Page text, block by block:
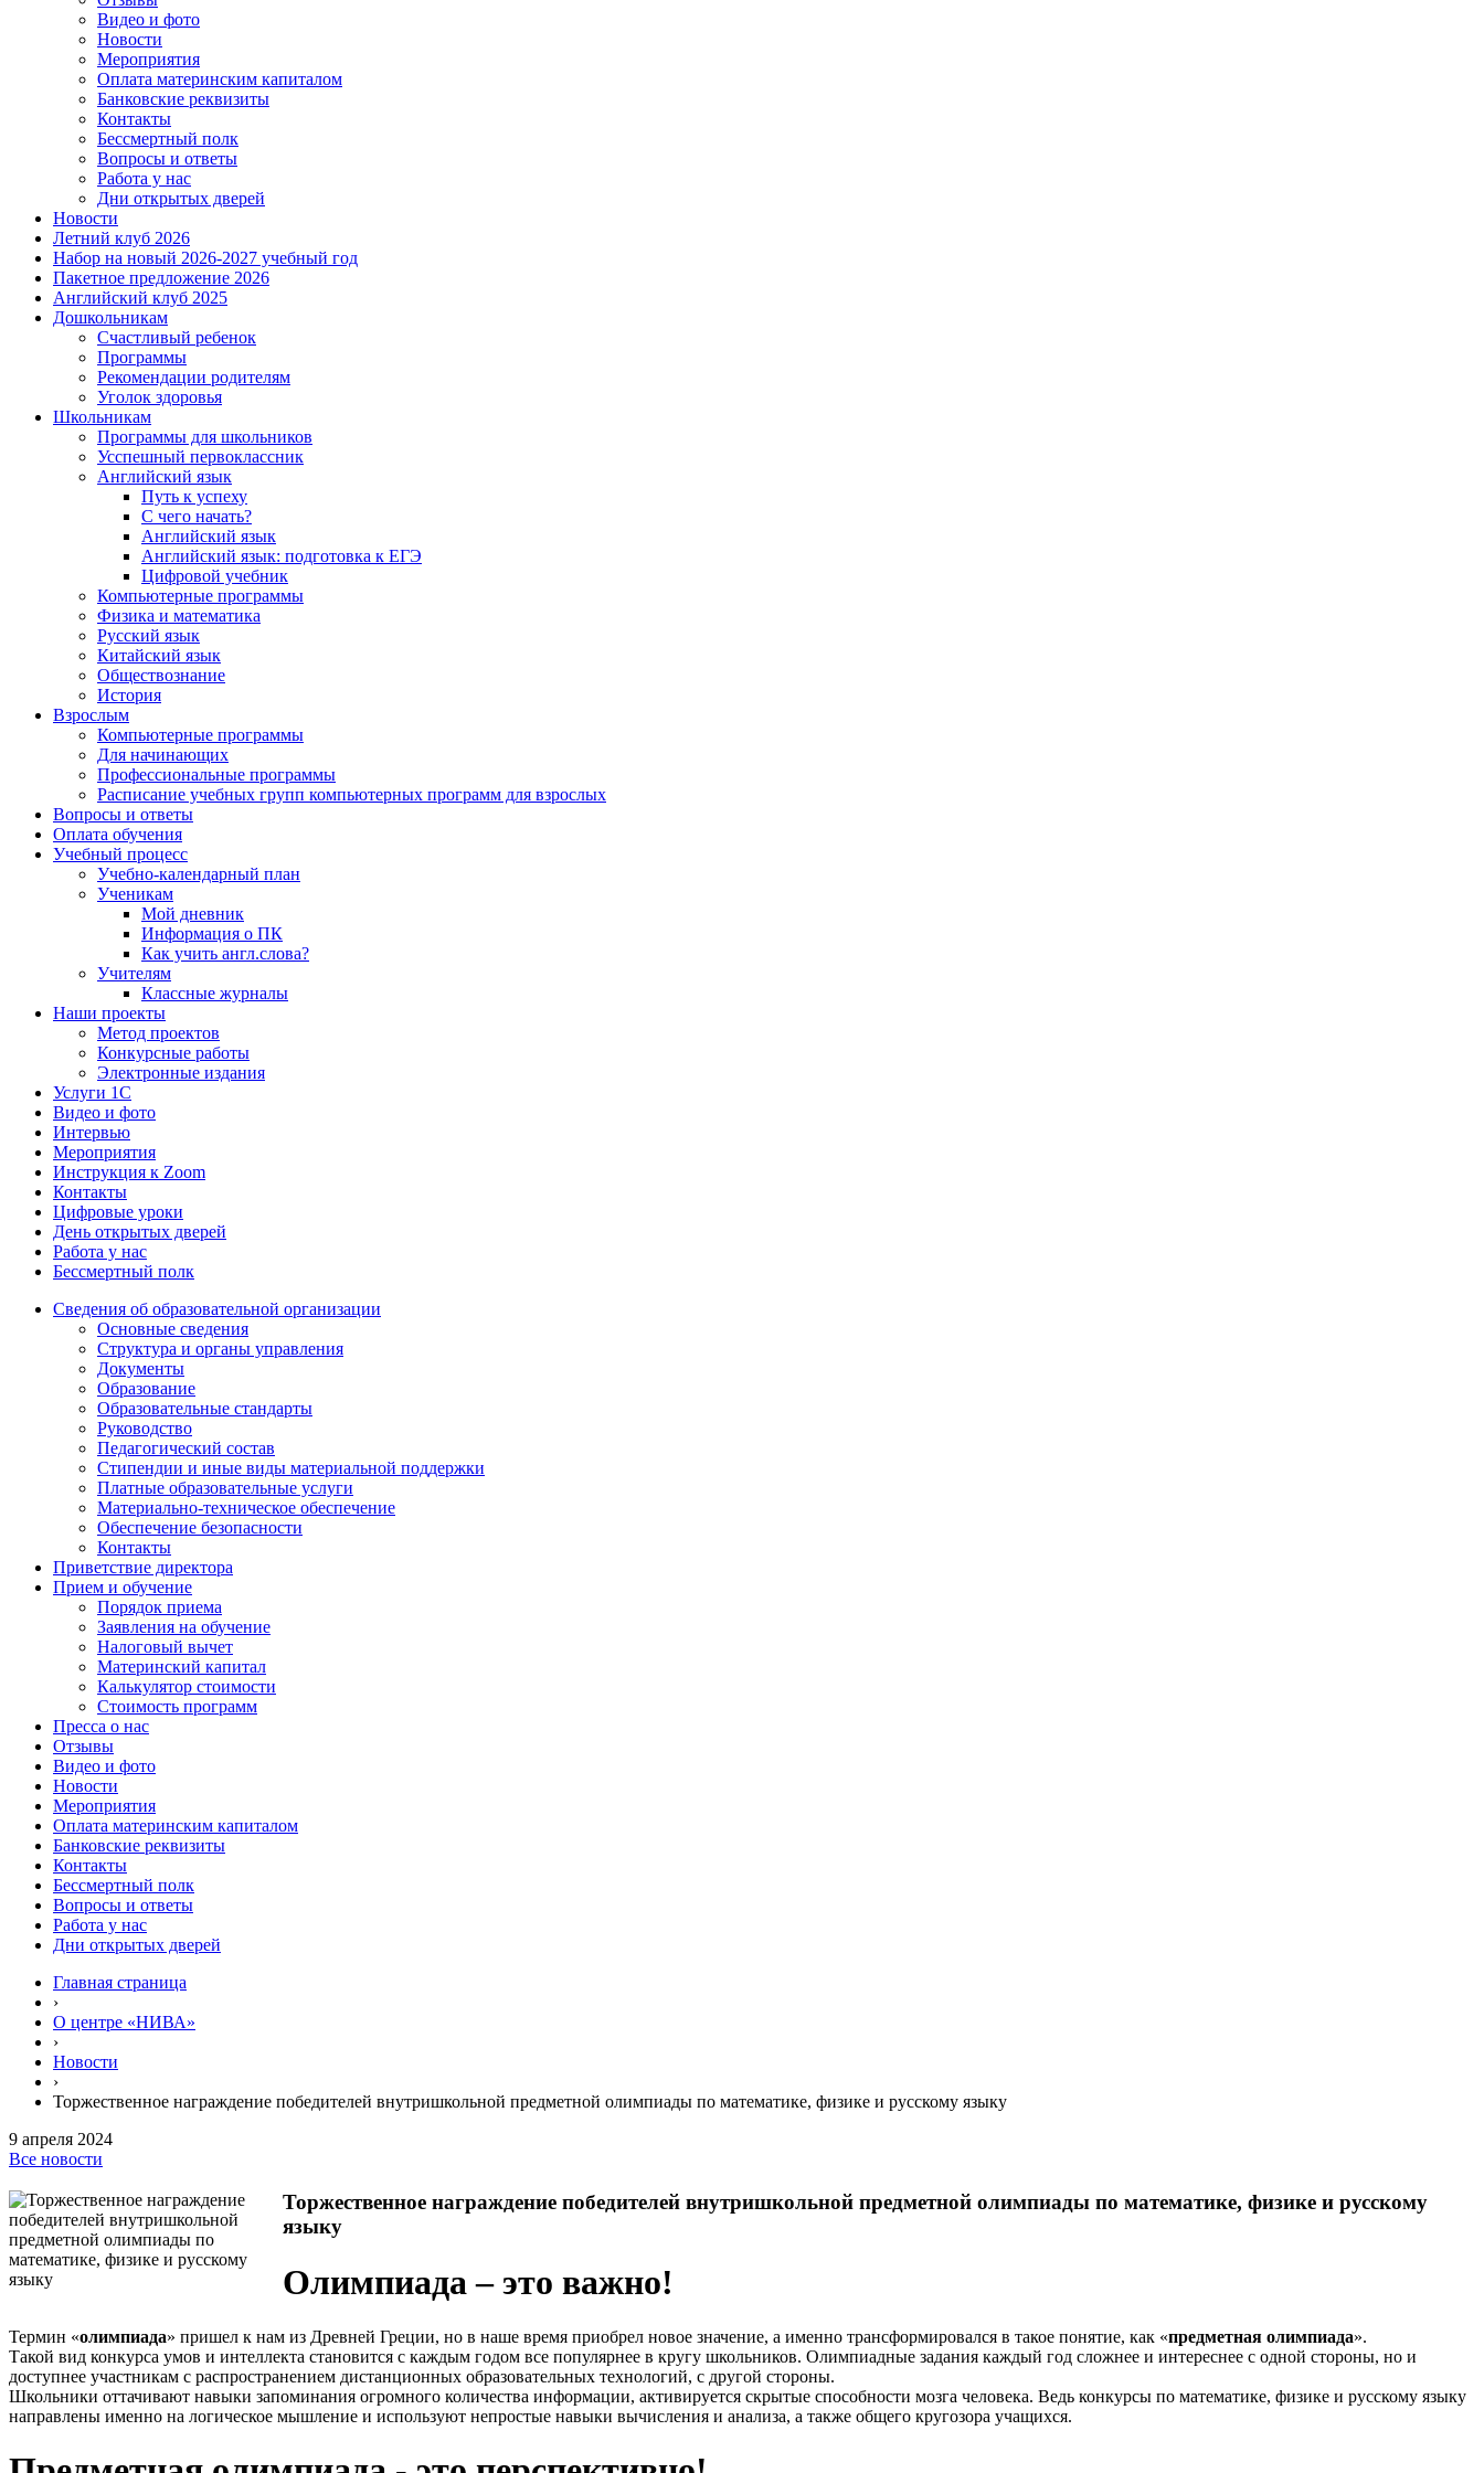
Видео и фото
Новости
Мероприятия
Оплата материнским капиталом
Банковские реквизиты
Контакты
Бессмертный полк
Вопросы и ответы
Работа у нас
Дни открытых дверей
Новости
Летний клуб 2026
Набор на новый 2026-2027 учебный год
Пакетное предложение 2026
Английский клуб 2025
Дошкольникам
Счастливый ребенок
Программы
Рекомендации родителям
Уголок здоровья
Школьникам
Программы для школьников
Усспешный первоклассник
Английский язык
Путь к успеху
С чего начать?
Английский язык
Английский язык: подготовка к ЕГЭ
Цифровой учебник
Компьютерные программы
Физика и математика
Русский язык
Китайский язык
Обществознание
История
Взрослым
Компьютерные программы
Для начинающих
Профессиональные программы
Расписание учебных групп компьютерных программ для взрослых
Вопросы и ответы
Оплата обучения
Учебный процесс
Учебно-календарный план
Ученикам
Мой дневник
Информация о ПК
Как учить англ.слова?
Учителям
Классные журналы
Наши проекты
Метод проектов
Конкурсные работы
Электронные издания
Услуги 1C
Видео и фото
Интервью
Мероприятия
Инструкция к Zoom
Контакты
Цифровые уроки
День открытых дверей
Работа у нас
Бессмертный полк
Сведения об образовательной организации
Основные сведения
Структура и органы управления
Документы
Образование
Образовательные стандарты
Руководство
Педагогический состав
Стипендии и иные виды материальной поддержки
Платные образовательные услуги
Материально-техническое обеспечение
Обеспечение безопасности
Контакты
Приветствие директора
Прием и обучение
Порядок приема
Заявления на обучение
Налоговый вычет
Материнский капитал
Калькулятор стоимости
Стоимость программ
Пресса о нас
Отзывы
Видео и фото
Новости
Мероприятия
Оплата материнским капиталом
Банковские реквизиты
Контакты
Бессмертный полк
Вопросы и ответы
Работа у нас
Дни открытых дверей
Главная страница
›
О центре «НИВА»
›
Новости
›
Торжественное награждение победителей внутришкольной предметной олимпиады по математике, физике и русскому языку
9 апреля 2024
Все новости
Торжественное награждение победителей внутришкольной предметной олимпиады по математике, физике и русскому
языку
Олимпиада – это важно!
Термин «олимпиада» пришел к нам из Древней Греции, но в наше время приобрел новое значение, а именно трансформировался в такое понятие, как «предметная олимпиада».
Такой вид конкурса умов и интеллекта становится с каждым годом все популярнее в кругу школьников. Олимпиадные задания каждый год сложнее и интереснее с одной стороны, но и
доступнее участникам с распространением дистанционных образовательных технологий, с другой стороны.
Школьники оттачивают навыки запоминания огромного количества информации, активируется скрытые способности мозга человека. Ведь конкурсы по математике, физике и русскому языку
направлены именно на логическое мышление и используют непростые навыки вычисления и анализа, а также общего кругозора учащихся.